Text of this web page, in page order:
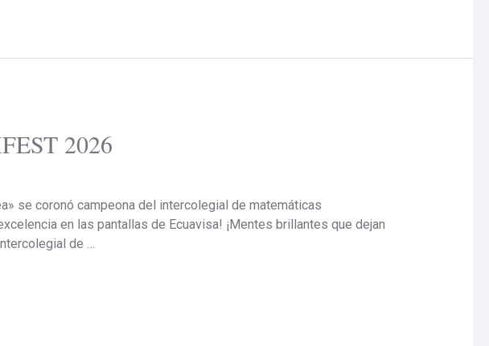
2026
se coronó campeona del intercolegial de matemáticas
en las pantallas de Ecuavisa! ¡Mentes brillantes que dejan
de …